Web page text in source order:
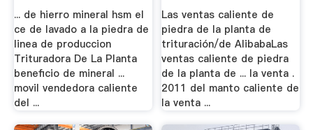
... de hierro mineral hsm el
ce de lavado a la piedra de
linea de produccion
Trituradora De La Planta
beneficio de mineral ...
movil vendedora caliente
del ...
Las ventas caliente de
piedra de la planta de
trituración/de AlibabaLas
ventas caliente de piedra
de la planta de ... la venta .
2011 del manto caliente de
la venta ...